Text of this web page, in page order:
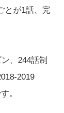
とが1話、完
、244話制
2019
。